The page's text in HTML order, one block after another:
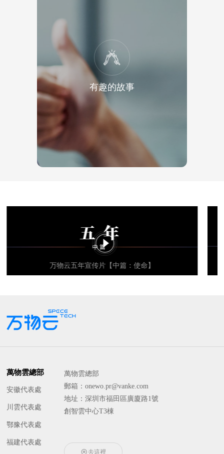
有趣的故事
万物云五年宣传片【中篇：使命】
萬物雲總部
安徽代表處
川雲代表處
鄂豫代表處
福建代表處
萬物雲總部
郵箱：onewo.pr@vanke.com
地址：深圳市福田區廣廈路1號
創智雲中心T3棟
去這裡